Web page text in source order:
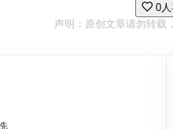
0
声明：原创文章请勿转载